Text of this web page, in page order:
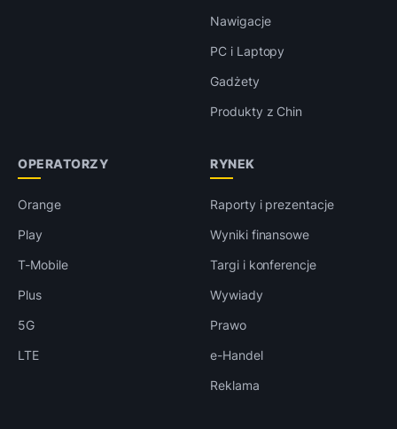
Nawigacje
PC i Laptopy
Gadżety
Produkty z Chin
OPERATORZY
Orange
Play
T-Mobile
Plus
5G
LTE
RYNEK
Raporty i prezentacje
Wyniki finansowe
Targi i konferencje
Wywiady
Prawo
e-Handel
Reklama